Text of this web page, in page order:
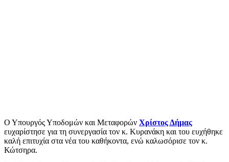
Ο Υπουργός Υποδομών και Μεταφορών Χρίστος Δήμας
ευχαρίστησε για τη συνεργασία τον κ. Κυρανάκη και του ευχήθηκε
καλή επιτυχία στα νέα του καθήκοντα, ενώ καλωσόρισε τον κ.
Κώτσηρα.